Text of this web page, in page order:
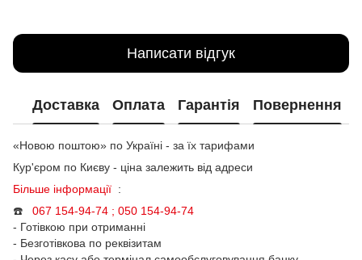
Написати відгук
Доставка Оплата Гарантія Повернення
«Новою поштою» по Україні - за їх тарифами
Кур'єром по Києву - ціна залежить від адреси
Більше інформації :
☎️ 067 154-94-74 ; 050 154-94-74
- Готівкою при отриманні
- Безготівкова по реквізитам